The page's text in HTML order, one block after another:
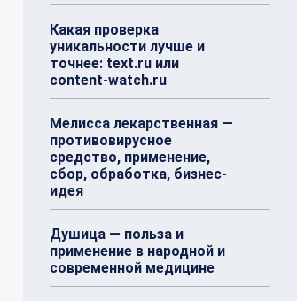
Какая проверка
уникальности лучше и
точнее: text.ru или
content-watch.ru
Мелисса лекарственная —
противовирусное
средство, применение,
сбор, обработка, бизнес-
идея
Душица — польза и
применение в народной и
современной медицине